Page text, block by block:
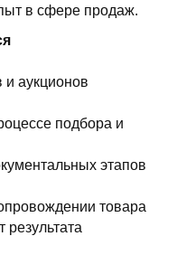
в сфере продаж.
и аукционов
подбора и
этапов
товара
результата